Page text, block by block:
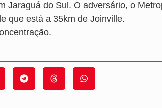
Jaraguá do Sul. O adversário, o
que está a 35km de Joinville.